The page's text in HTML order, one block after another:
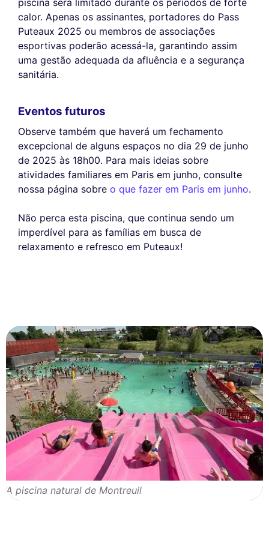
piscina será limitado durante os períodos de forte
calor. Apenas os assinantes, portadores do Pass
Puteaux 2025 ou membros de associações
esportivas poderão acessá-la, garantindo assim
uma gestão adequada da afluência e a segurança
sanitária.
Eventos futuros
Observe também que haverá um fechamento
excepcional de alguns espaços no dia 29 de junho
de 2025 às 18h00. Para mais ideias sobre
atividades familiares em Paris em junho, consulte
nossa página sobre o que fazer em Paris em junho.
Não perca esta piscina, que continua sendo um
imperdível para as famílias em busca de
relaxamento e refresco em Puteaux!
A piscina natural de Montreuil